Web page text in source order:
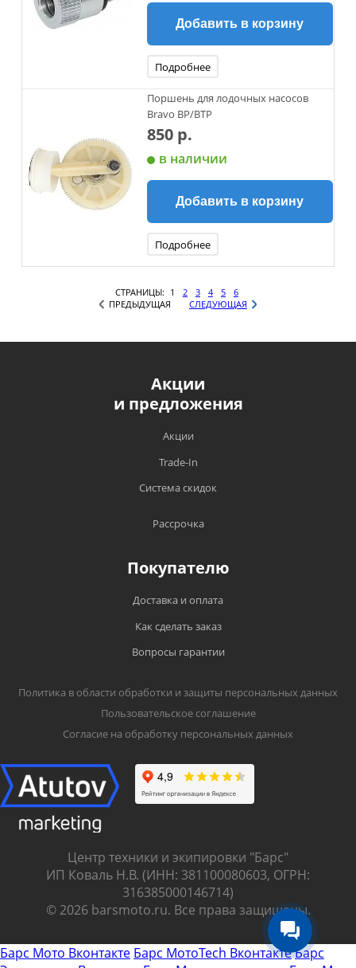
Добавить в корзину
Подробнее
Поршень для лодочных насосов
Bravo ВР/ВТР
850 р.
в наличии
Добавить в корзину
Подробнее
СТРАНИЦЫ: 1 2 3 4 5
6
ПРЕДЫДУЩАЯ
СЛЕДУЮЩАЯ
Акции
и предложения
Акции
Trade-In
Система скидок
Рассрочка
Покупателю
Доставка и оплата
Как сделать заказ
Вопросы гарантии
Политика в области обработки и защиты персональных данных
Пользовательское соглашение
Согласие на обработку персональных данных
Центр техники и экипировки "Барс"
ИП Коваль Н.В. (ИНН: 381100080603, ОГРН:
316385000146714)
© 2026 barsmoto.ru. Все права защищены.
Барс Мото Вконтакте Барс МотоTech ВконтактеБарс